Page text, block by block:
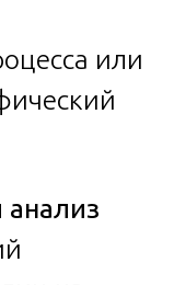
или